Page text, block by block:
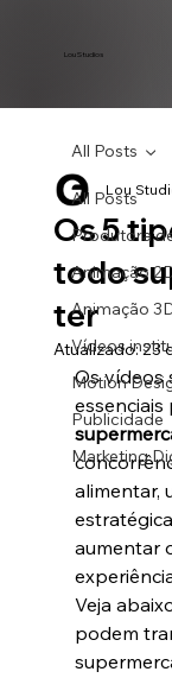
Lou Studios
All Posts
Produtora
Animação
Animação
Vídeos
Motion
Publicidade
Marketing
All Posts
Os 5
todo
ter
Lou
Atualizado:23
Os vídeos
alimentar,
aumentar
Veja
podem